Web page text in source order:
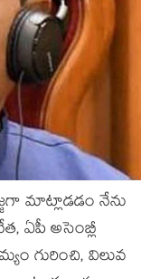
మాట్లాడ‌డం నేను
ఏపీ అసెంబ్లీ
గురించి, విలువ